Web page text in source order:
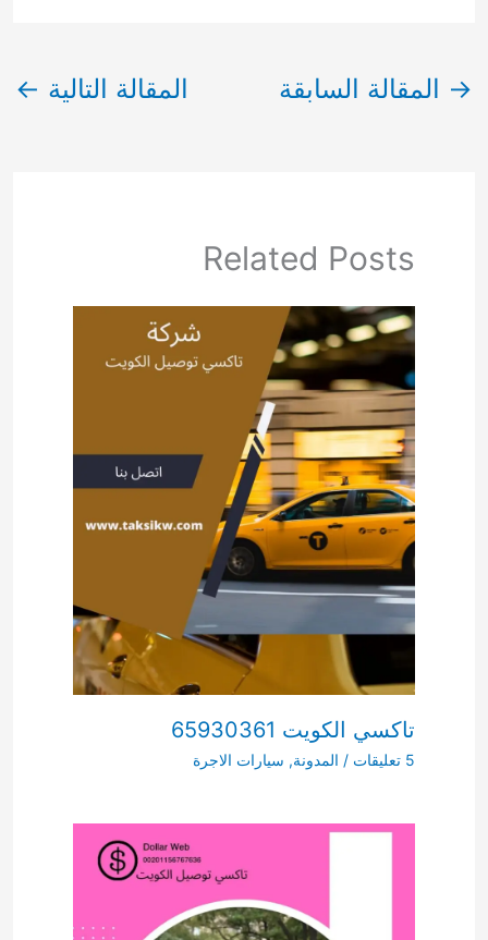
→ المقالة السابقة المقالة التالية ←
Related Posts
تاكسي الكويت 65930361
5 تعليقات / المدونة, سيارات الاجرة